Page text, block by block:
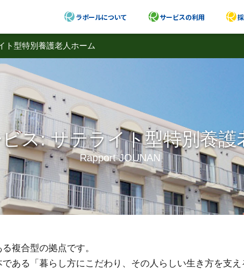
ラポールについて サービスの利用
ト型特別養護老人ホーム
ビス:サテライト型特別養護
Rapport JOUNAN
複合型の拠点です。
ある「暮らし方にこだわり、その人らしい生き方を支